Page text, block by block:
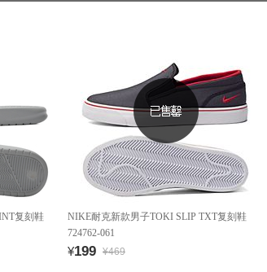
复刻鞋
NIKE耐克新款男子TOKI SLIP TXT复刻鞋
724762-061
¥199 ¥469